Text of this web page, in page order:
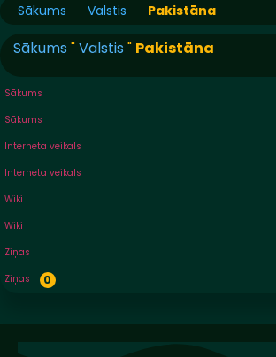
Sākums Valstis Pakistāna
Sākums "Valstis " Pakistāna
Sākums
Sākums
Interneta veikals
Interneta veikals
Wiki
Wiki
Ziņas
Ziņas
0